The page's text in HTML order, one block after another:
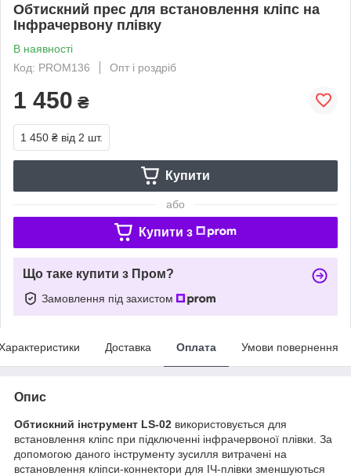
Обтискний прес для встановлення кліпс на
Інфрачервону плівку
В наявності
Код: PROM136
Опт і роздріб
1 450 ₴
1 450 ₴ від 2 шт.
Купити
або
Купити з
Що таке купити з Пром?
Замовлення під захистом
Доставка Оплата Умови повернення
Опис
Обтискний інструмент LS-02 використовується для
встановлення кліпс при підключенні інфрачервоної плівки. За
допомогою даного інструменту зусилля витрачені на
встановлення кліпси-коннектори для ІЧ-плівки зменшуються